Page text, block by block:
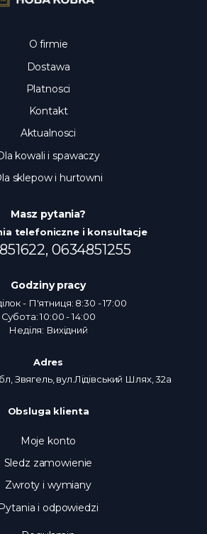
O firmie
Dostawa
Platnosci
Kontakt
Aktualnosci
kowali i spawaczy
sklepow i hurtowni
Masz pytania?
telefoniczne i konsultacje
0634851255
Godziny pracy
- П'ятниця: 8:30 - 17:00
Субота: 10:00 - 14:00
Неділя: Вихідний
Adres
Звягель, вул.Лідівський Шлях, 32а
Obsluga klienta
Moje konto
Sledz zamowienie
Zwroty i wymiany
Pytania i odpowiedzi